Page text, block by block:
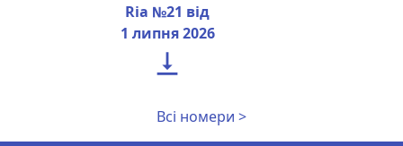
Ria №21 від
1 липня 2026

Всі номери >